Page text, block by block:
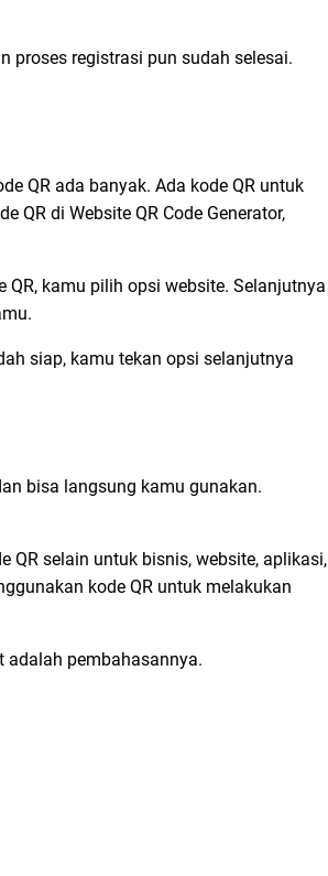
proses registrasi pun sudah selesai.
QR ada banyak. Ada kode QR untuk
QR di Website QR Code Generator,
kamu pilih opsi website. Selanjutnya
siap, kamu tekan opsi selanjutnya
bisa langsung kamu gunakan.
QR selain untuk bisnis, website, aplikasi,
kode QR untuk melakukan
adalah pembahasannya.